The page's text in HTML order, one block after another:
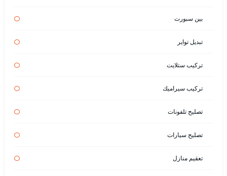
بين سبورت
تبديل تواير
تركيب ستلايت
تركيب سيراميك
تصليح تلفونات
تصليح سيارات
تعقيم منازل